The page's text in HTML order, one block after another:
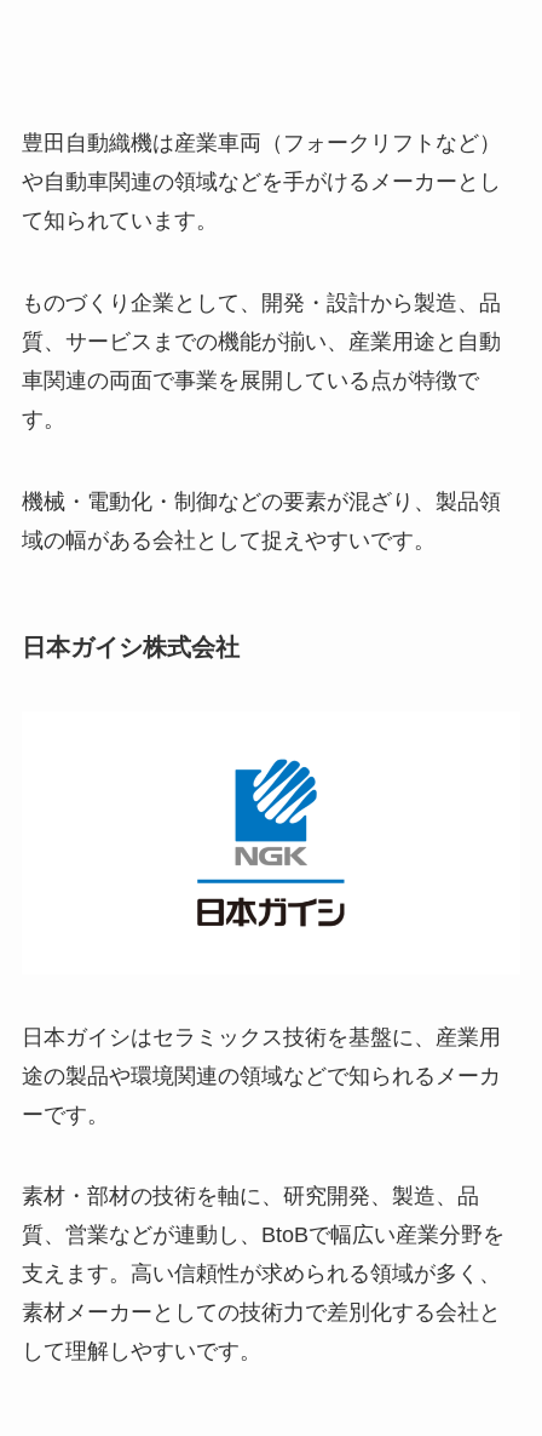
豊田自動織機は産業車両（フォークリフトなど）
や自動車関連の領域などを手がけるメーカーとし
て知られています。
ものづくり企業として、開発・設計から製造、品
質、サービスまでの機能が揃い、産業用途と自動
車関連の両面で事業を展開している点が特徴で
す。
機械・電動化・制御などの要素が混ざり、製品領
域の幅がある会社として捉えやすいです。
日本ガイシ株式会社
日本ガイシはセラミックス技術を基盤に、産業用
途の製品や環境関連の領域などで知られるメーカ
ーです。
素材・部材の技術を軸に、研究開発、製造、品
質、営業などが連動し、BtoBで幅広い産業分野を
支えます。高い信頼性が求められる領域が多く、
素材メーカーとしての技術力で差別化する会社と
して理解しやすいです。